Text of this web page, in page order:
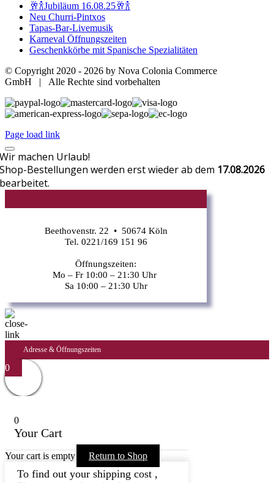
🥂🍾Jubiläum 16.08.25🥂🍾
Neu Churri-Pintxos
Tapas-Bar-Livemusik
Karneval Öffnungszeiten
Geschenkkörbe mit Spanische Spezialitäten
© Copyright 2020 - 2026 by Nova Colonia Commerce
GmbH | Alle Rechte sind vorbehalten
Page load link
Wir machen Urlaub!
Shop-Bestellungen werden erst wieder ab dem 17.08.2026
bearbeitet.
Beethovenstr. 22 • 50674 Köln
Tel. 0221/169 151 96
Öffnungszeiten:
Mo – Fr 10:00 – 21:30 Uhr
Sa 10:00 – 21:30 Uhr
Adresse & Öffnungszeiten
0
0
Your Cart
Your cart is empty Return to Shop
To find out your shipping cost ,